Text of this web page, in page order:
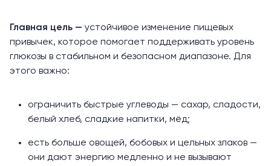
Главная цель — устойчивое изменение пищевых
привычек, которое помогает поддерживать уровень
глюкозы в стабильном и безопасном диапазоне. Для
этого важно:
ограничить быстрые углеводы — сахар, сладости,
белый хлеб, сладкие напитки, мёд;
есть больше овощей, бобовых и цельных злаков —
они дают энергию медленно и не вызывают